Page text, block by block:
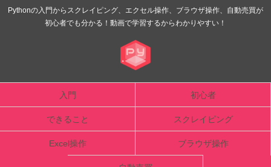
Pythonの入門からスクレイピング、エクセル操作、ブラウザ操作、自動売買が
初心者でも分かる！動画で学習するからわかりやすい！
入門 初心者
できること スクレイピング
Excel操作 ブラウザ操作